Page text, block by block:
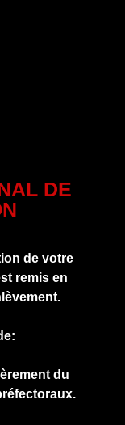
DE
de votre
remis en
du